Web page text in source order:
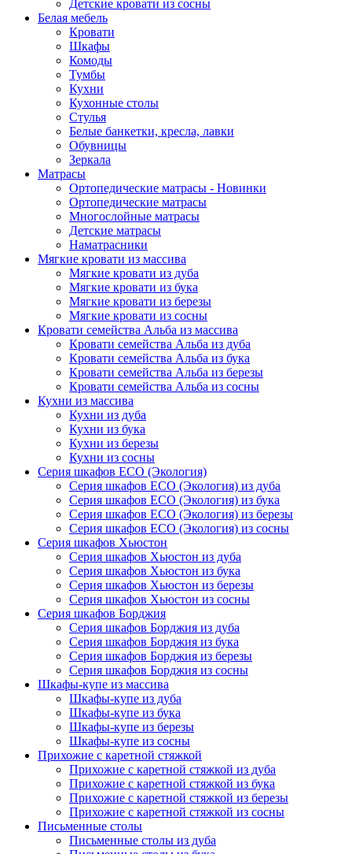
Детские кровати из сосны
Белая мебель
Кровати
Шкафы
Комоды
Тумбы
Кухни
Кухонные столы
Стулья
Белые банкетки, кресла, лавки
Обувницы
Зеркала
Матрасы
Ортопедические матрасы - Новинки
Ортопедические матрасы
Многослойные матрасы
Детские матрасы
Наматрасники
Мягкие кровати из массива
Мягкие кровати из дуба
Мягкие кровати из бука
Мягкие кровати из березы
Мягкие кровати из сосны
Кровати семейства Альба из массива
Кровати семейства Альба из дуба
Кровати семейства Альба из бука
Кровати семейства Альба из березы
Кровати семейства Альба из сосны
Кухни из массива
Кухни из дуба
Кухни из бука
Кухни из березы
Кухни из сосны
Серия шкафов ECO (Экология)
Серия шкафов ECO (Экология) из дуба
Серия шкафов ECO (Экология) из бука
Серия шкафов ECO (Экология) из березы
Серия шкафов ECO (Экология) из сосны
Серия шкафов Хьюстон
Серия шкафов Хьюстон из дуба
Серия шкафов Хьюстон из бука
Серия шкафов Хьюстон из березы
Серия шкафов Хьюстон из сосны
Серия шкафов Борджия
Серия шкафов Борджия из дуба
Серия шкафов Борджия из бука
Серия шкафов Борджия из березы
Серия шкафов Борджия из сосны
Шкафы-купе из массива
Шкафы-купе из дуба
Шкафы-купе из бука
Шкафы-купе из березы
Шкафы-купе из сосны
Прихожие с каретной стяжкой
Прихожие с каретной стяжкой из дуба
Прихожие с каретной стяжкой из бука
Прихожие с каретной стяжкой из березы
Прихожие с каретной стяжкой из сосны
Письменные столы
Письменные столы из дуба